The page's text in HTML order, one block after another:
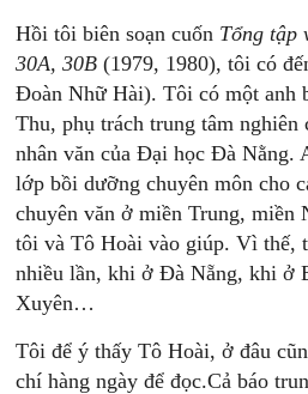
Hồi tôi biên soạn cuốn Tổng tập
30A, 30B (1979, 1980), tôi có
Đoàn Nhữ Hài). Tôi có một anh
Thu, phụ trách trung tâm nghiên
nhân văn của Đại học Đà Nằng.
lớp bồi dưỡng chuyên môn cho
chuyên văn ở miền Trung, miền
tôi và Tô Hoài vào giúp. Vì thế,
nhiều lần, khi ở Đà Nẵng, khi ở
Xuyên…
Tôi để ý thấy Tô Hoài, ở đâu
chí hàng ngày để đọc.Cả báo